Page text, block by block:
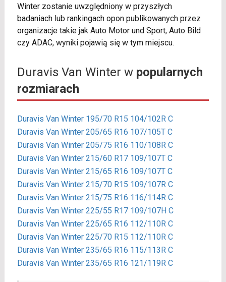
Winter zostanie uwzględniony w przyszłych
badaniach lub rankingach opon publikowanych przez
organizacje takie jak Auto Motor und Sport, Auto Bild
czy ADAC, wyniki pojawią się w tym miejscu.
Duravis Van Winter w popularnych
rozmiarach
Duravis Van Winter 195/70 R15 104/102R C
Duravis Van Winter 205/65 R16 107/105T C
Duravis Van Winter 205/75 R16 110/108R C
Duravis Van Winter 215/60 R17 109/107T C
Duravis Van Winter 215/65 R16 109/107T C
Duravis Van Winter 215/70 R15 109/107R C
Duravis Van Winter 215/75 R16 116/114R C
Duravis Van Winter 225/55 R17 109/107H C
Duravis Van Winter 225/65 R16 112/110R C
Duravis Van Winter 225/70 R15 112/110R C
Duravis Van Winter 235/65 R16 115/113R C
Duravis Van Winter 235/65 R16 121/119R C